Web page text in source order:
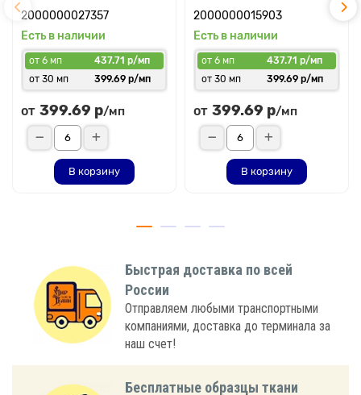
2000000027357
Есть в наличии
от 6 мп
437.71 р/мп
от 30 мп
399.69 р/мп
от 399.69 р/мп
В корзину
2000000015903
Есть в наличии
от 6 мп
437.71 р/мп
от 30 мп
399.69 р/мп
от 399.69 р/мп
В корзину
Быстрая доставка по всей
России
Отправляем любыми транспортными
компаниями, доставка до терминала за
наш счет!
Бесплатные образцы ткани